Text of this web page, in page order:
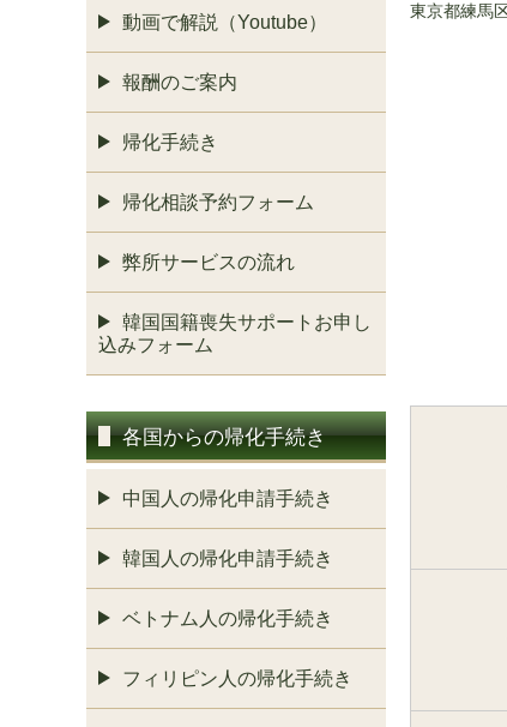
東京都練馬
動画で解説（Youtube）
報酬のご案内
帰化手続き
帰化相談予約フォーム
弊所サービスの流れ
韓国国籍喪失サポートお申し
込みフォーム
各国からの帰化手続き
中国人の帰化申請手続き
韓国人の帰化申請手続き
ベトナム人の帰化手続き
フィリピン人の帰化手続き